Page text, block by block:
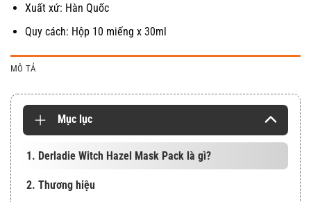
Xuất xứ: Hàn Quốc
Quy cách: Hộp 10 miếng x 30ml
MÔ TẢ
Mục lục
1. Derladie Witch Hazel Mask Pack là gì?
2. Thương hiệu